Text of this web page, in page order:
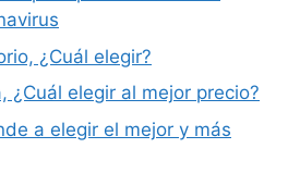
¿Cuál elegir?
¿Cuál elegir al mejor precio?
a elegir el mejor y más